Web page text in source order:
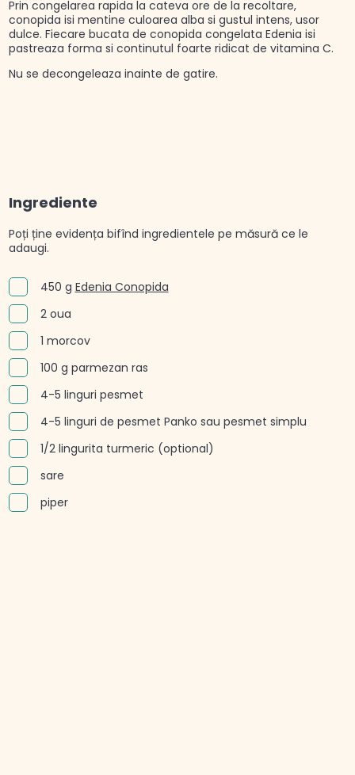
Prin congelarea rapida la cateva ore de la recoltare,
conopida isi mentine culoarea alba si gustul intens, usor
dulce. Fiecare bucata de conopida congelata Edenia isi
pastreaza forma si continutul foarte ridicat de vitamina C.
Nu se decongeleaza inainte de gatire.
Ingrediente
Poți ține evidența bifînd ingredientele pe măsură ce le
adaugi.
450 g Edenia Conopida
2 oua
1 morcov
100 g parmezan ras
4-5 linguri pesmet
4-5 linguri de pesmet Panko sau pesmet simplu
1/2 lingurita turmeric (optional)
sare
piper